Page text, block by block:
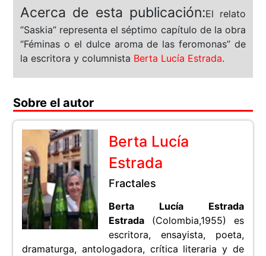
Acerca de esta publicación:El relato
“Saskia” representa el séptimo capítulo de la obra
“Féminas o el dulce aroma de las feromonas” de
la escritora y columnista Berta Lucía Estrada.
Sobre el autor
Berta Lucía
Estrada
Fractales
Berta Lucía Estrada
Estrada (Colombia,1955) es
escritora, ensayista, poeta,
dramaturga, antologadora, crítica literaria y de